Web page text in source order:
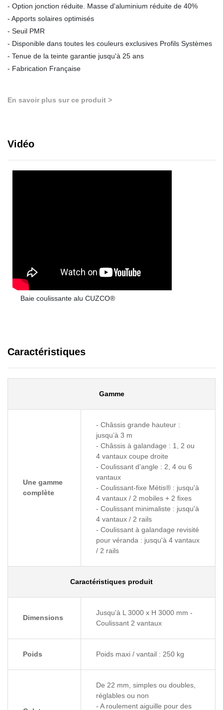
- Option jonction réduite. Masse d'aluminium réduite de 40%
- Apports solaires optimisés
- Seuil PMR
- Disponible dans toutes les couleurs exclusives Profils Systèmes
- Tenue de la teinte garantie jusqu'à 25 ans
- Fabrication Française
En savoir plus sur ce produit >
Vidéo
Baie coulissante alu CUZCO®
Caractéristiques
Gamme
Une gamme
complète
- Châssis grande hauteur :
jusqu’à 3 m
- Châssis à galandage : 1, 2 ou
4 vantaux coupe droite
- Coulissant d’angle : 2, 4 ou 6
vantaux
- Coulissant-fixe Métis® : jusqu'à
4 vantaux / 2 mobiles + 2 fixes
- Coulissant minimaliste : jusqu'à
4 vantaux / 2 rails
- Coulissant à galandage revisité
pour véranda : jusqu'à 4 vantaux
/ 2 rails
Caractéristiques produit
Dimensions
Jusqu'à L 3000 x H 3000 mm -
Coulissant 2 vantaux
Poids Poids maxi / vantail : 250 kg
De 22 mm, simples ou doubles,
réglables ou non
- A roulement aiguille pour des